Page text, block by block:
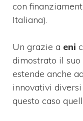
con
Italiana).
Un grazie a eni
dimostrato il
estende anche
innovativi
questo caso